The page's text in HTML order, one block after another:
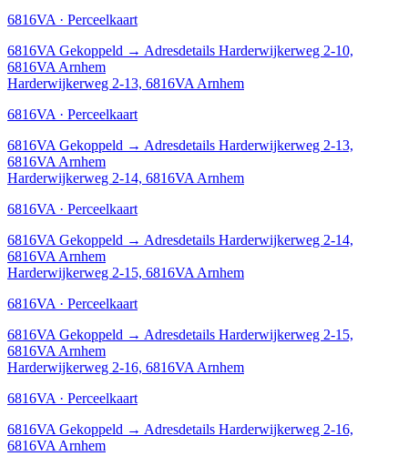
6816VA · Perceelkaart
6816VA Gekoppeld → Adresdetails Harderwijkerweg 2-10,
6816VA Arnhem
Harderwijkerweg 2-13, 6816VA Arnhem
6816VA · Perceelkaart
6816VA Gekoppeld → Adresdetails Harderwijkerweg 2-13,
6816VA Arnhem
Harderwijkerweg 2-14, 6816VA Arnhem
6816VA · Perceelkaart
6816VA Gekoppeld → Adresdetails Harderwijkerweg 2-14,
6816VA Arnhem
Harderwijkerweg 2-15, 6816VA Arnhem
6816VA · Perceelkaart
6816VA Gekoppeld → Adresdetails Harderwijkerweg 2-15,
6816VA Arnhem
Harderwijkerweg 2-16, 6816VA Arnhem
6816VA · Perceelkaart
6816VA Gekoppeld → Adresdetails Harderwijkerweg 2-16,
6816VA Arnhem